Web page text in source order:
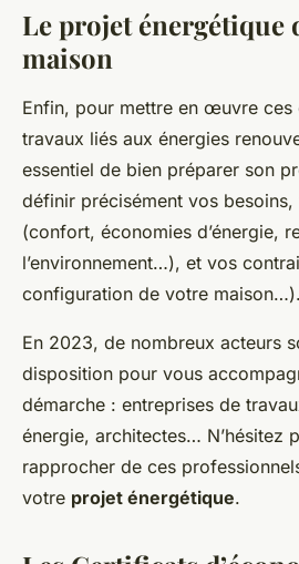
Le projet énergétique
maison
Enfin, pour mettre en œuvre ces
travaux liés aux énergies
essentiel de bien préparer son
définir précisément vos
(confort, économies d’énergie,
l’environnement…), et vos
configuration de votre maison…).
En 2023, de nombreux acteurs
disposition pour vous
démarche : entreprises de
énergie, architectes… N’hésitez
rapprocher de ces
votre projet énergétique.